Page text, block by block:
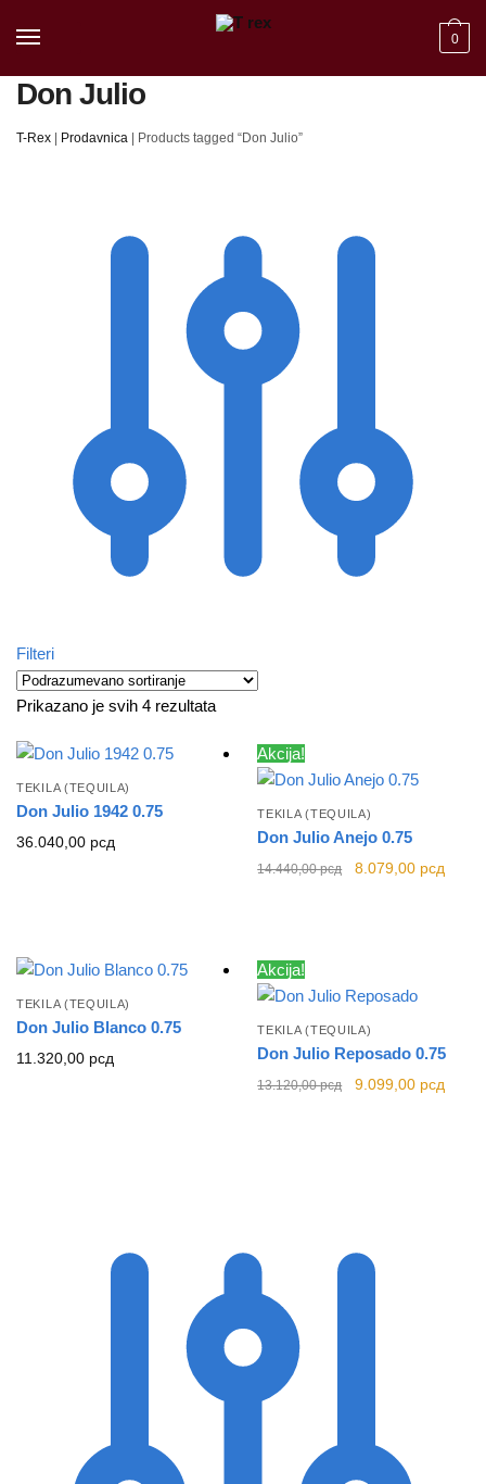
0
Don Julio
T-Rex Prodavnica Products tagged “Don Julio”
Filteri
Prikazano je svih 4 rezultata
TEKILA (TEQUILA)
Don Julio 1942 0.75
36.040,00 рсд
Akcija!
TEKILA (TEQUILA)
Don Julio Anejo 0.75
14.440,00рсд
Originalna
8.079,00 рсд
TEKILA (TEQUILA)
Don Julio Blanco 0.75
11.320,00 рсд
Akcija!
TEKILA (TEQUILA)
Don Julio Reposado 0.75
13.120,00рсд
Originalna
9.099,00 рсд